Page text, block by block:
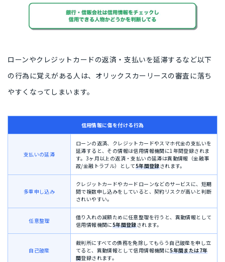
ローンやクレジットカードの返済・支払いを延滞するなど以下
の行為に覚えがある人は、オリックスカーリースの審査に落ち
やすくなってしまいます。
信用情報に傷を付ける行為
支払いの延滞
ローンの返済、クレジットカードやスマホ代金の支払いを
延滞すると、その情報は信用情報機関に1年間登録されま
す。3ヶ月以上の返済・支払いの延滞は異動情報（金融事
故/金融トラブル）として5年間登録されます。
多重申し込み
クレジットカードやカードローンなどのサービスに、短期
間で複数申し込みをしていると、契約リスクが高いと判断
されいやすい。
任意整理
借り入れの減額ために任意整理を行うと、異動情報として
信用情報機関に5年間登録されます。
自己破産
裁判所にすべての債務を免除してもらう自己破産を申し立
てると、異動情報として信用情報機関に5年間または7年
間登録されます。